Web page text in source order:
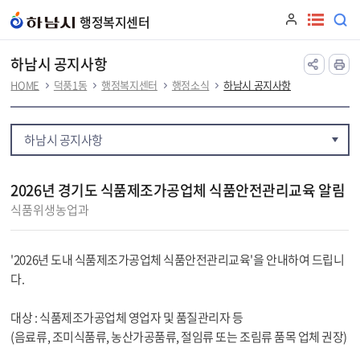
행정복지센터
하남시 공지사항
HOME 덕풍1동 행정복지센터 행정소식 하남시 공지사항
하남시 공지사항
2026년 경기도 식품제조가공업체 식품안전관리교육 알림
식품위생농업과
'2026년 도내 식품제조가공업체 식품안전관리교육'을 안내하여 드립니
다.
대상 : 식품제조가공업체 영업자 및 품질관리자 등
(음료류, 조미식품류, 농산가공품류, 절임류 또는 조림류 품목 업체 권장)